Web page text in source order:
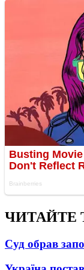
ЧИТАЙТЕ
Суд обрав